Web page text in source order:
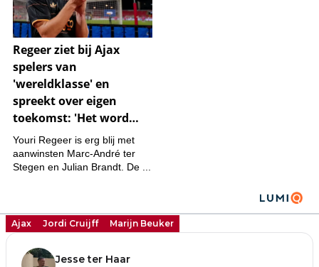
Ajax Jordi Cruijff Marijn Beuker
Jesse ter Haar